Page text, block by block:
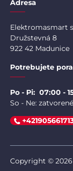
Adresa
Elektromasmart
Družstevná 8
922 42 Madunice
Potrebujete
Po - Pi: 07:00 -
So - Ne: zatvorené
Copyright ©